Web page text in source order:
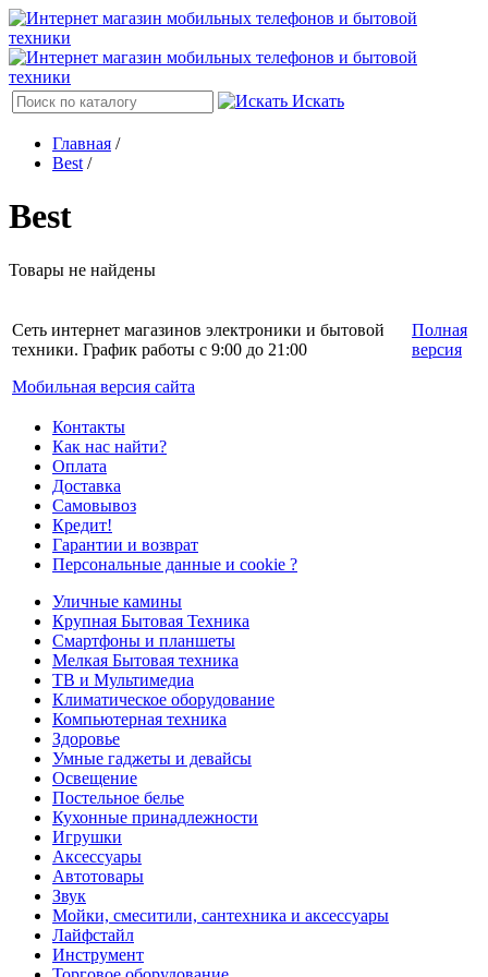
Искать
Главная /
Best /
Best
Товары не найдены
Сеть интернет магазинов электроники и бытовой
техники. График работы с 9:00 до 21:00
Мобильная версия сайта
Полная
версия
Контакты
Как нас найти?
Оплата
Доставка
Самовывоз
Кредит!
Гарантии и возврат
Персональные данные и cookie ?
Уличные камины
Крупная Бытовая Техника
Смартфоны и планшеты
Мелкая Бытовая техника
ТВ и Мультимедиа
Климатическое оборудование
Компьютерная техника
Здоровье
Умные гаджеты и девайсы
Освещение
Постельное белье
Кухонные принадлежности
Игрушки
Аксессуары
Автотовары
Звук
Мойки, смеситили, сантехника и аксессуары
Лайфстайл
Инструмент